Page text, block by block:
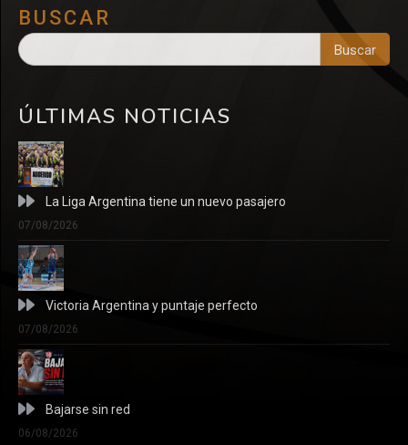
BUSCAR
Buscar
ÚLTIMAS NOTICIAS
La Liga Argentina tiene un nuevo pasajero
07/08/2026
Victoria Argentina y puntaje perfecto
07/08/2026
Bajarse sin red
06/08/2026